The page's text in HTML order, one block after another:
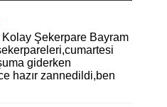
Şekerpare Bayram
giderken
hazır zannedildi,ben